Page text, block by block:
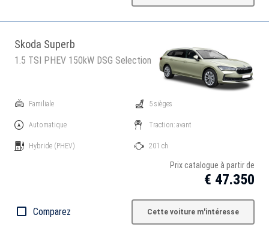
Skoda Superb
1.5 TSI PHEV 150kW DSG Selection
Familiale
Automatique
Hybride (PHEV)
5 sièges
Traction: avant
201 ch
Prix catalogue à partir de
€ 47.350
Comparez Cette voiture m'intéresse